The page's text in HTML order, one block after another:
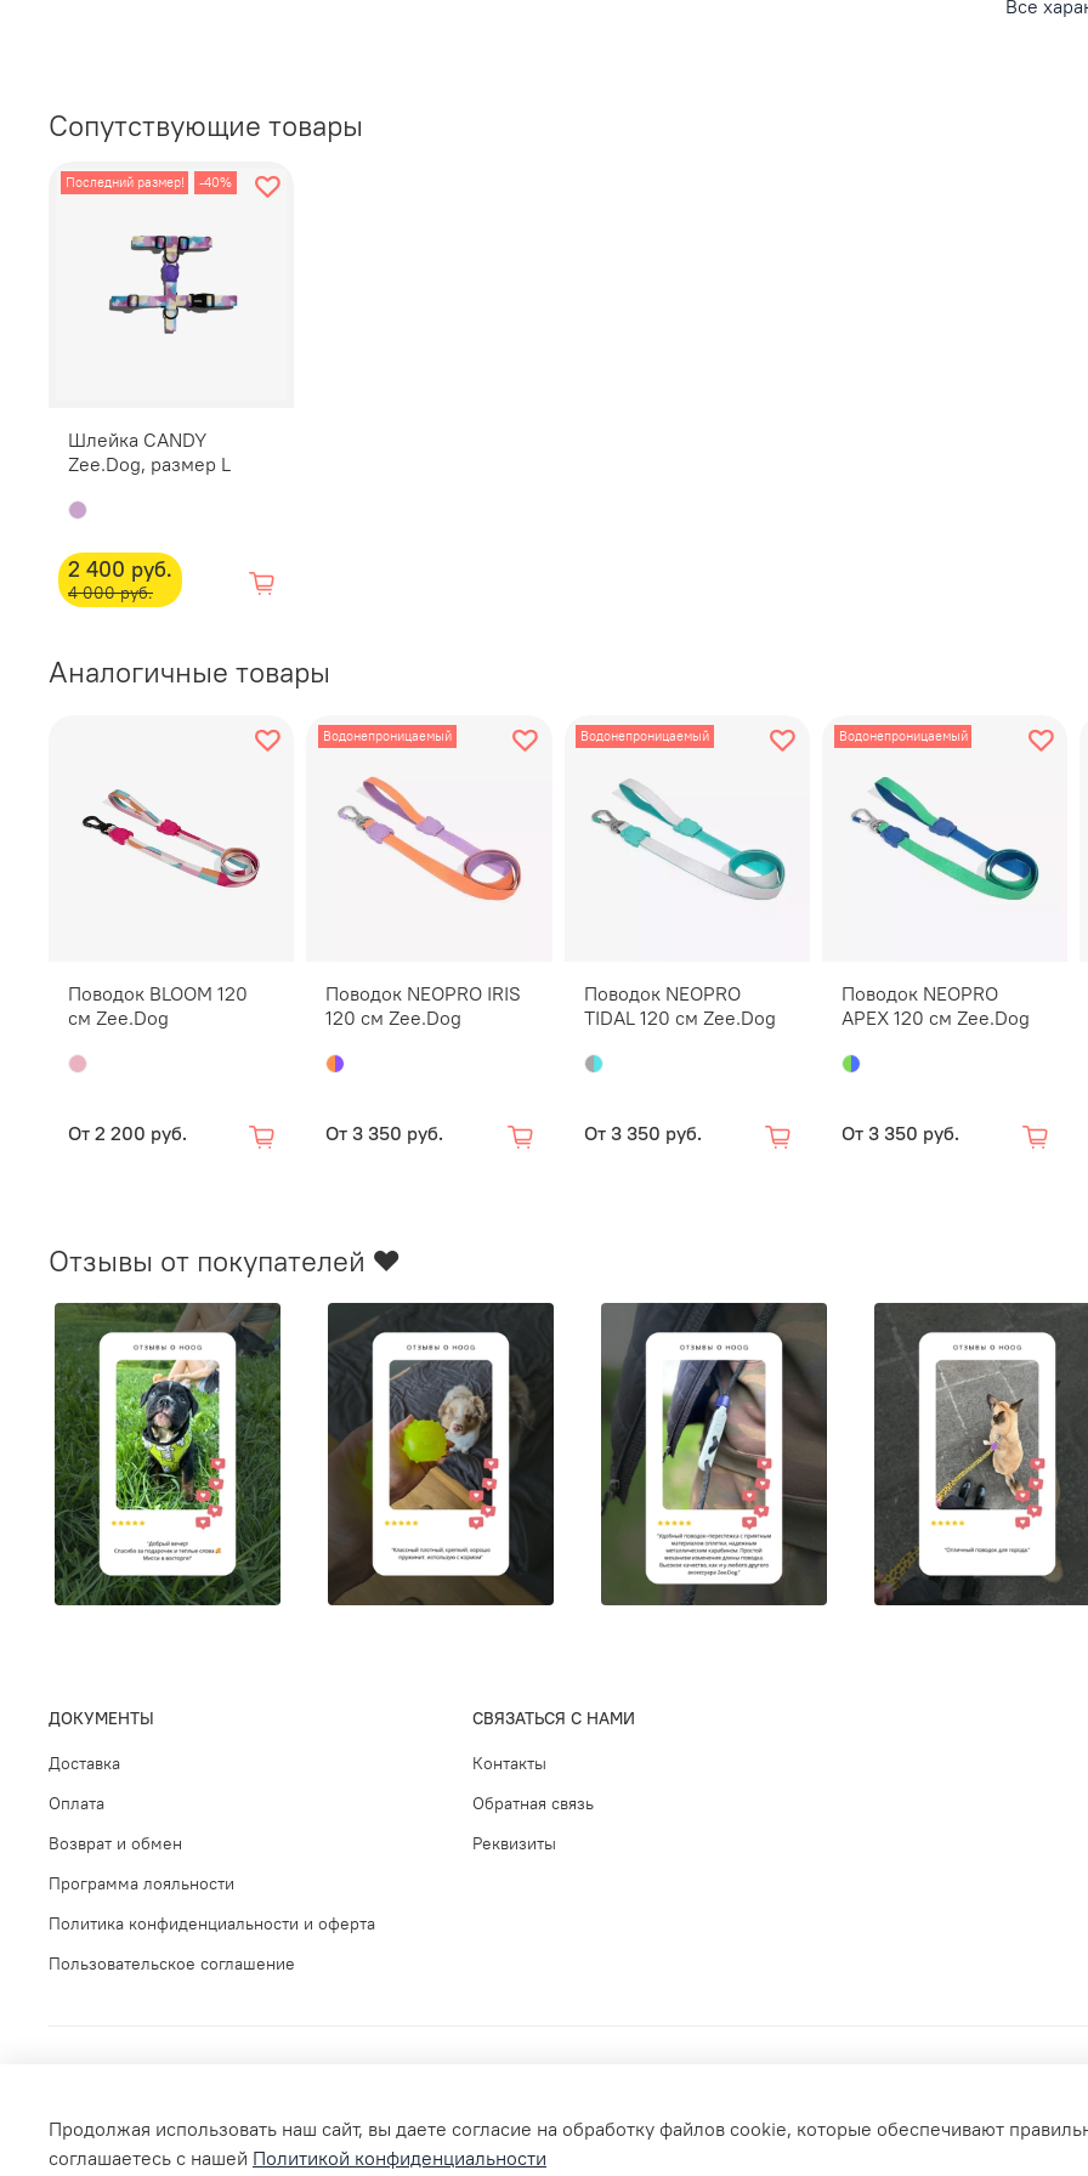
полный
износ
Все
Сопутствующие товары
Последний размер! -40%
Шлейка CANDY
Zee.Dog, размер L
2 400 руб.
4 000 руб.
Аналогичные товары
Поводок BLOOM 120
см Zee.Dog
От 2 200 руб.
Водонепроницаемый
Поводок NEOPRO IRIS
120 см Zee.Dog
От 3 350 руб.
Водонепроницаемый
Поводок NEOPRO
TIDAL 120 см Zee.Dog
От 3 350 руб.
Водонепроницаемый
Поводок NEOPRO
APEX 120 см Zee.Dog
От 3 350 руб.
Отзывы от покупателей ❤️
ДОКУМЕНТЫ
Доставка
Оплата
Возврат и обмен
Программа лояльности
Политика конфиденциальности и оферта
Пользовательское соглашение
СВЯЗАТЬСЯ С НАМИ
Контакты
Обратная связь
Реквизиты
Продолжая использовать наш сайт, вы даете согласие на обработку файлов cookie, которые обеспечивают
соглашаетесь с нашей Политикой конфиденциальности